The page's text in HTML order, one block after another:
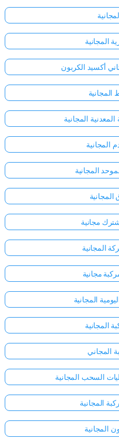
المجانية
أكسيد الكربون
المجانية
المجانية
المجانية
المجانية
المجانية
مجانية
المجانية
مجانية
المجانية
المجانية
المجاني
السحب المجانية
المجانية
المجانية